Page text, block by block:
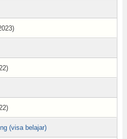
(visa belajar)